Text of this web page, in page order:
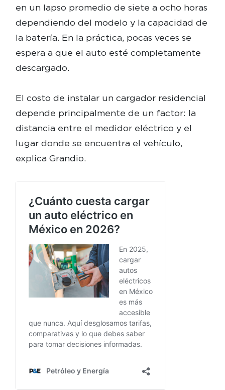
en un lapso promedio de siete a ocho horas
dependiendo del modelo y la capacidad de
la batería. En la práctica, pocas veces se
espera a que el auto esté completamente
descargado.
El costo de instalar un cargador residencial
depende principalmente de un factor: la
distancia entre el medidor eléctrico y el
lugar donde se encuentra el vehículo,
explica Grandio.